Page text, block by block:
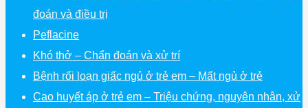
đoán và điều trị
Peflacine
Khó thở – Chẩn đoán và xử trí
Bệnh rối loạn giấc ngủ ở trẻ em – Mất ngủ ở trẻ
Cao huyết áp ở trẻ em – Triệu chứng, nguyên nhân, xử